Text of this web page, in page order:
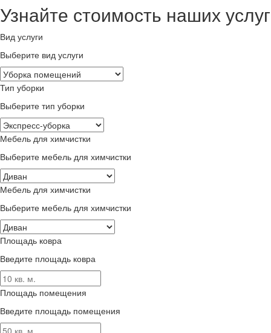
Узнайте стоимость наших услуг
Вид услуги
Выберите вид услуги
Тип уборки
Выберите тип уборки
Мебель для химчистки
Выберите мебель для химчистки
Мебель для химчистки
Выберите мебель для химчистки
Площадь ковра
Введите площадь ковра
Площадь помещения
Введите площадь помещения